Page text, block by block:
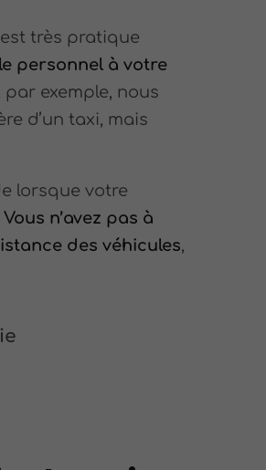
est très pratique
personnel à votre
par exemple, nous
d’un taxi, mais
lorsque votre
Vous n’avez pas à
des véhicules,